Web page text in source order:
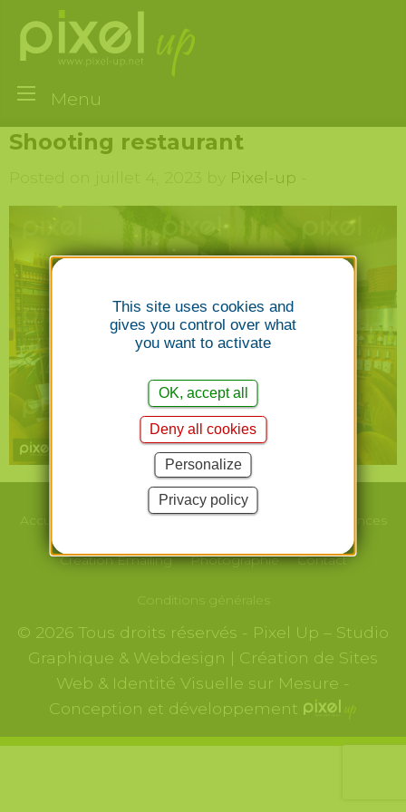
Menu
Shooting restaurant
Pixel-up
Webdesign/Print Références
CréationEmailing Photographie Contact
Conditions générales
© 2026 Tous droits réservés - Pixel Up – Studio
Graphique & Webdesign | Création de Sites
Web & Identité Visuelle sur Mesure -
Conception et développement
This site uses cookies and
gives you control over what
you want to activate
OK, accept all
Deny all cookies
Personalize
Privacy policy